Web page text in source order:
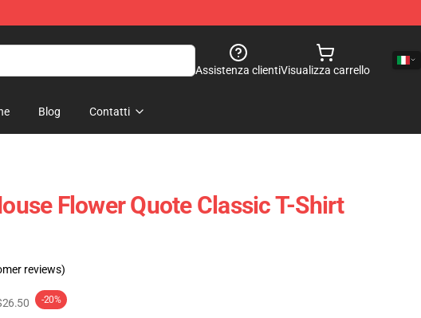
Assistenza clientiVisualizza carrello
Blog Contatti
Flower Quote Classic T-Shirt
reviews)
-20%